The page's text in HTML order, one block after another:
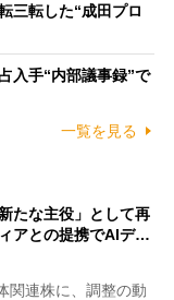
三転した“成田プロ
入手“内部議事録”で
一覧を見る
たな主役」として再
アとの提携でAIデ…
関連株に、調整の動